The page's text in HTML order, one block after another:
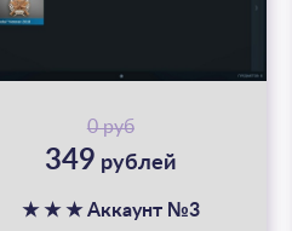
0 руб
349 рублей
★ ★ ★ Аккаунт №3